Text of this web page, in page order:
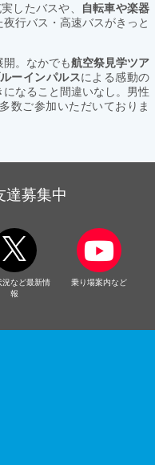
したバスや、
自転車や楽器
行バス・高速バスがきっと
。なかでも航空祭見学ツア
ーインパルスによる感動の
なること間違いなし。男性
数ご参加いただいておりま
達募集中
況など最新情
報
乗り場案内など